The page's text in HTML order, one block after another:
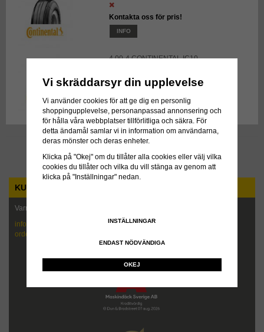
Kontakta oss för pris!
INFO
4.00-4 CONTINENTAL IC10
Kontakta oss för pris!
Till Kassan
KUNDTJÄNST
Varmt välkommen att kontakta oss!
info@maskindack.se
order@maskindack.se
Vi skräddarsyr din upplevelse
Vi använder cookies för att ge dig en personlig
shoppingupplevelse, personanpassad annonsering och
för hålla våra webbplatser tillförlitliga och säkra. För
detta ändamål samlar vi in information om användarna,
deras mönster och deras enheter.
Klicka på "Okej" om du tillåter alla cookies eller välj vilka
cookies du tillåter och vilka du vill stänga av genom att
klicka på "Inställningar" nedan.
INSTÄLLNINGAR
ENDAST NÖDVÄNDIGA
OKEJ